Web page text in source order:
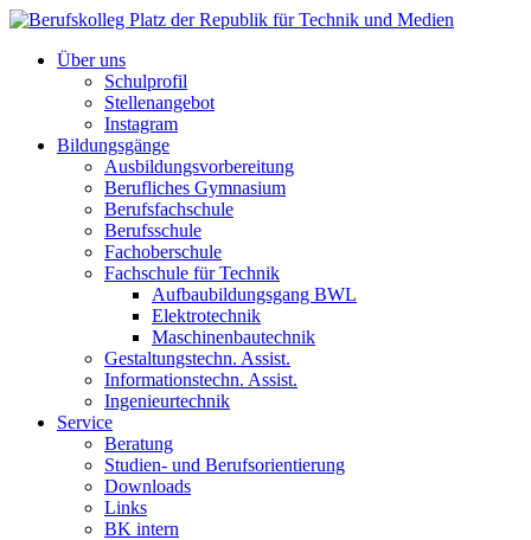
Über uns
Schulprofil
Stellenangebot
Instagram
Bildungsgänge
Ausbildungsvorbereitung
Berufliches Gymnasium
Berufsfachschule
Berufsschule
Fachoberschule
Fachschule für Technik
Aufbaubildungsgang BWL
Elektrotechnik
Maschinenbautechnik
Gestaltungstechn. Assist.
Informationstechn. Assist.
Ingenieurtechnik
Service
Beratung
Studien- und Berufsorientierung
Downloads
Links
BK intern